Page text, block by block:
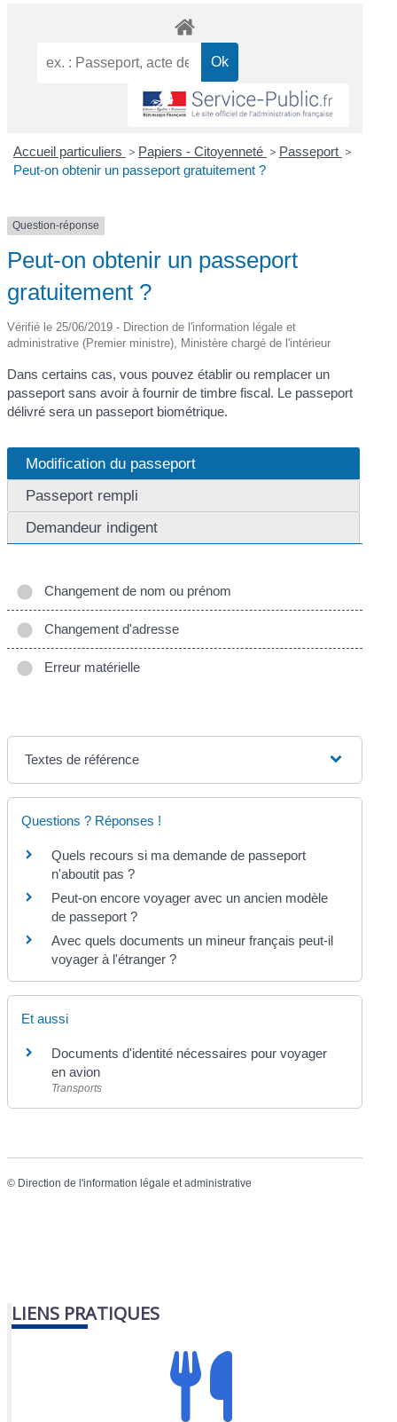
Accueil particuliers > Papiers - Citoyenneté > Passeport >
Peut-on obtenir un passeport gratuitement ?
Question-réponse
Peut-on obtenir un passeport
gratuitement ?
Vérifié le 25/06/2019 - Direction de l'information légale et
administrative (Premier ministre), Ministère chargé de l'intérieur
Dans certains cas, vous pouvez établir ou remplacer un
passeport sans avoir à fournir de timbre fiscal. Le passeport
délivré sera un passeport biométrique.
Modification du passeport
Passeport rempli
Demandeur indigent
Changement de nom ou prénom
Changement d'adresse
Erreur matérielle
Textes de référence
Questions ? Réponses !
Quels recours si ma demande de passeport
n'aboutit pas ?
Peut-on encore voyager avec un ancien modèle
de passeport ?
Avec quels documents un mineur français peut-il
voyager à l'étranger ?
Et aussi
Documents d'identité nécessaires pour voyager
en avion
Transports
© Direction de l'information légale et administrative
LIENS PRATIQUES